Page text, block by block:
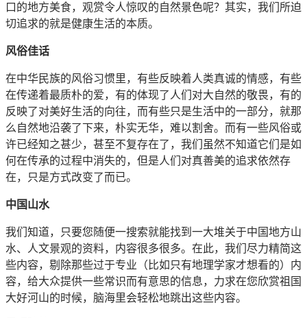
口的地方美食，观赏令人惊叹的自然景色呢？其实，我们所迫
切追求的就是健康生活的本质。
风俗佳话
在中华民族的风俗习惯里，有些反映着人类真诚的情感，有些
在传递着最质朴的爱，有的体现了人们对大自然的敬畏，有的
反映了对美好生活的向往，而有些只是生活中的一部分，就那
么自然地沿袭了下来，朴实无华，难以割舍。而有一些风俗或
许已经知之甚少，甚至不复存在了，我们虽然不知道它们是如
何在传承的过程中消失的，但是人们对真善美的追求依然存
在，只是方式改变了而已。
中国山水
我们知道，只要您随便一搜索就能找到一大堆关于中国地方山
水、人文景观的资料，内容很多很多。在此，我们尽力精简这
些内容，剔除那些过于专业（比如只有地理学家才想看的）内
容，给大众提供一些常识而有意思的信息，力求在您欣赏祖国
大好河山的时候，脑海里会轻松地跳出这些内容。